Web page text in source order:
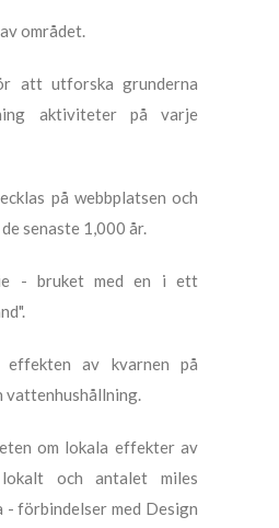
området.
att utforska grunderna
aktiviteter på varje
på webbplatsen och
senaste 1,000 år.
- bruket med en i ett
av kvarnen på
vattenhushållning.
om lokala effekter av
och antalet miles
- förbindelser med Design